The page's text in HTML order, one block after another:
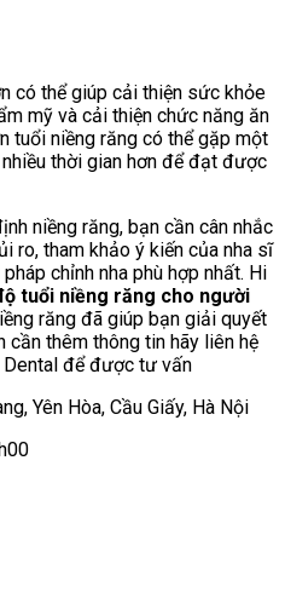
có thể giúp cải thiện sức khỏe
mỹ và cải thiện chức năng ăn
tuổi niềng răng có thể gặp một
thời gian hơn để đạt được
niềng răng, bạn cần cân nhắc
ro, tham khảo ý kiến của nha sĩ
chỉnh nha phù hợp nhất. Hi
tuổi niềng răng cho người
răng đã giúp bạn giải quyết
cần thêm thông tin hãy liên hệ
để được tư vấn
Yên Hòa, Cầu Giấy, Hà Nội